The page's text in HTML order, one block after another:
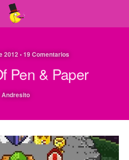
2012 • 19 Comentarios
Pen & Paper
Andresito